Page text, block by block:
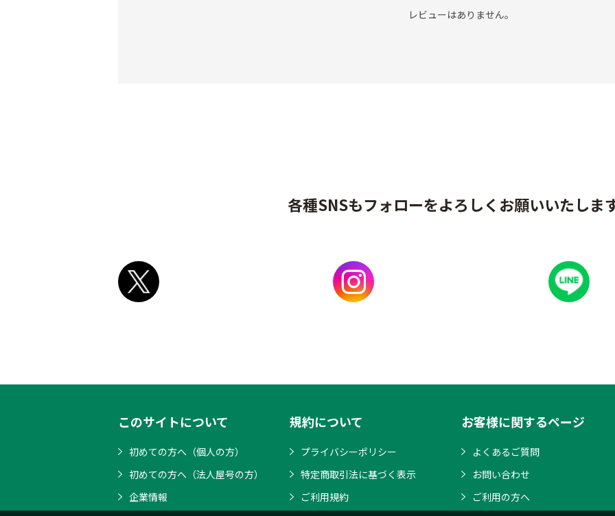
レビューはありません。
各種SNSもフォローをよろしくお願いいたしま
このサイトについて
初めての方へ（個人の方）
初めての方へ（法人屋号の方）
企業情報
規約について
プライバシーポリシー
特定商取引法に基づく表示
ご利用規約
お客様に関するページ
よくあるご質問
お問い合わせ
ご利用の方へ